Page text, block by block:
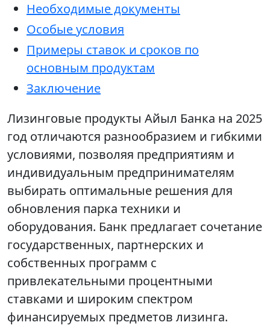
Необходимые документы
Особые условия
Примеры ставок и сроков по
основным продуктам
Заключение
Лизинговые продукты Айыл Банка на 2025
год отличаются разнообразием и гибкими
условиями, позволяя предприятиям и
индивидуальным предпринимателям
выбирать оптимальные решения для
обновления парка техники и
оборудования. Банк предлагает сочетание
государственных, партнерских и
собственных программ с
привлекательными процентными
ставками и широким спектром
финансируемых предметов лизинга.